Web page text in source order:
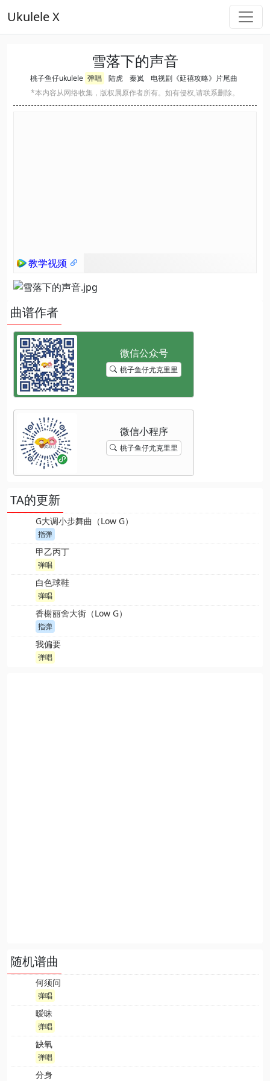
Ukulele X
雪落下的声音
桃子鱼仔ukulele 弹唱 陆虎 秦岚
电视剧《延禧攻略》片尾曲
*本内容从网络收集，版权属原作者所有。如有侵权,请联系删除。
教学视频
曲谱作者
桃子鱼仔尤克里里
桃子鱼仔尤克里里
TA的更新
G大调小步舞曲（Low G）
指弹
甲乙丙丁
弹唱
白色球鞋
弹唱
香榭丽舍大街（Low G）
指弹
我偏要
弹唱
随机谱曲
何须问
弹唱
暧昧
弹唱
缺氧
弹唱
分身